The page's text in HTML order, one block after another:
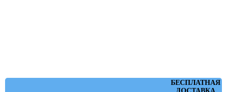
БЕСПЛАТНАЯ